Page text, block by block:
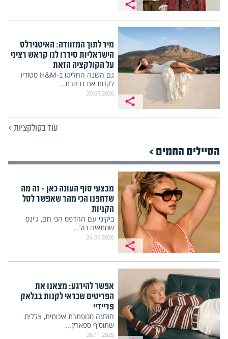
מיד לתוך המזוודה: האיטגירלס
הישראליות סידרו לנו קראש רציני
על הקולקציה הזאת
גם השנה החליטו ב-H&M סטודיו
לקחת את נבחרת...
20.05.2026
עוד בקולקציות>
הסיילים החמים >
מבצעי סוף העונה כאן – זה מה
שדחפנו הכי מהר שאפשר לסל
הקניות
ביקיני עם ההדפס הכי חם, ג'ינס
שמתאים בול...
24.06.2026
אפשר להירגע: מצאנו את
הפריטים שכדאי לקנות בבלאק
פריידיי
חולצה מכופתרת איכותית, צללית
שתוסיף ספארק...
26.11.2025